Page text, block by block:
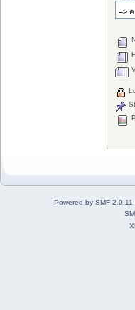
Powered by SMF 2.0.11